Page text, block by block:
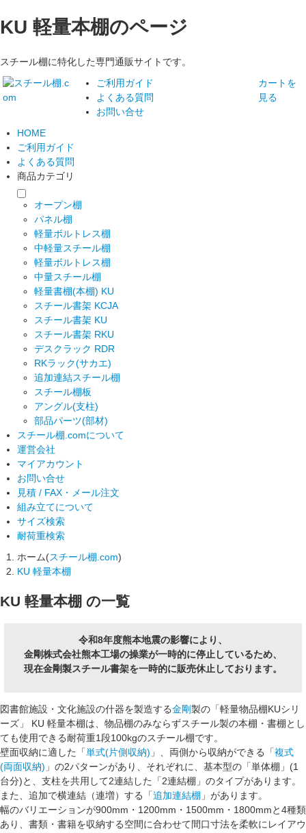
KU 軽量本棚のページ
スチール棚に特化した専門通販サイトです。
ご利用ガイド
よくある質問
お問い合せ
カートを
見る
HOME
ご利用ガイド
よくある質問
商品カテゴリ
オープン棚
パネル棚
軽量ボルトレス棚
中軽量スチール棚
軽量ボルトレス棚
中量スチール棚
軽量書棚(本棚) KU
スチール書架 KCJA
スチール書架 KU
スチール書架 RKU
デスクラック RDR
RKラック(サカエ)
追加連結スチール棚
スチール棚板
アングル(支柱)
部品パーツ(部材)
スチール棚.comについて
運営会社
マイアカウント
お問い合せ
見積 / FAX・メール注文
組み立てについて
サイズ検索
耐荷重検索
ホーム(スチール棚.com)
KU 軽量本棚
KU 軽量本棚 の一覧
令和8年度熊本地震の影響により、
金剛株式会社熊本工場の操業が一時的に停止しているため、
現在金剛製スチール書架を一時的に販売休止しております。
図書館施設・文化施設の什器を製造する金剛製の「軽量物品棚KUシリ
ーズ」 KU 軽量本棚は、物品棚のみならずスチール製の本棚・書棚とし
ても使用できる耐荷重1段100kgのスチール棚です。
壁面収納に適した「単式(片側収納) 」、 両側から収納ができる「複式
(両面収納) 」の2パターンがあり、それぞれに、基本型の「単体棚 」(1
台分)と、支柱を共用して2連結した「2連結棚 」のタイプがあります。
また、追加で横連結（連増）する「追加連結棚 」があります。
幅のバリエーションが900mm ・ 1200mm ・ 1500mm ・ 1800mmと4種類
あり、書類・書籍を収納する空間に合わせて間口寸法を柔軟にレイアウ